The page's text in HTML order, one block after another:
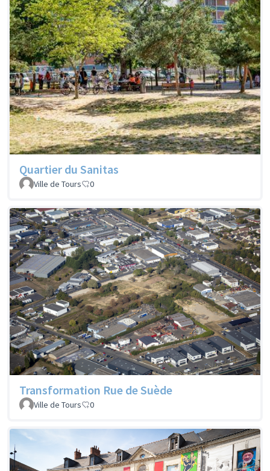
Quartier du Sanitas
Ville de Tours 0
Transformation Rue de Suède
Ville de Tours 0